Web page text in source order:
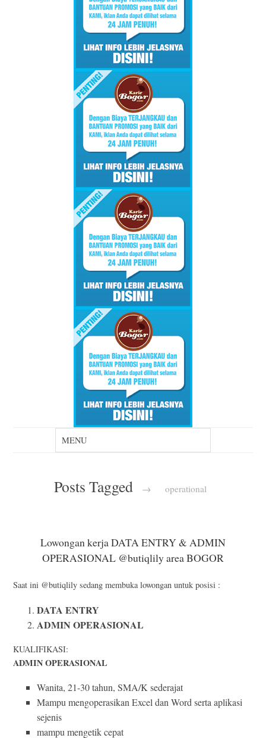
Posts Tagged → operational
Lowongan kerja DATA ENTRY & ADMIN
OPERASIONAL @butiqlily area BOGOR
Saat ini @butiqlily sedang membuka lowongan untuk posisi :
DATA ENTRY
ADMIN OPERASIONAL
KUALIFIKASI:
ADMIN OPERASIONAL
Wanita, 21-30 tahun, SMA/K sederajat
Mampu mengoperasikan Excel dan Word serta aplikasi
sejenis
mampu mengetik cepat